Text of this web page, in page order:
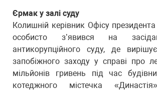
Єрмак у залі суду
Колишній керівник Офісу
особисто з’явився на
антикорупційного суду, де
запобіжного заходу у справі про
мільйонів гривень під час
котеджного містечка